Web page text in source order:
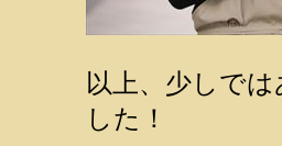
以上、少しで
した！